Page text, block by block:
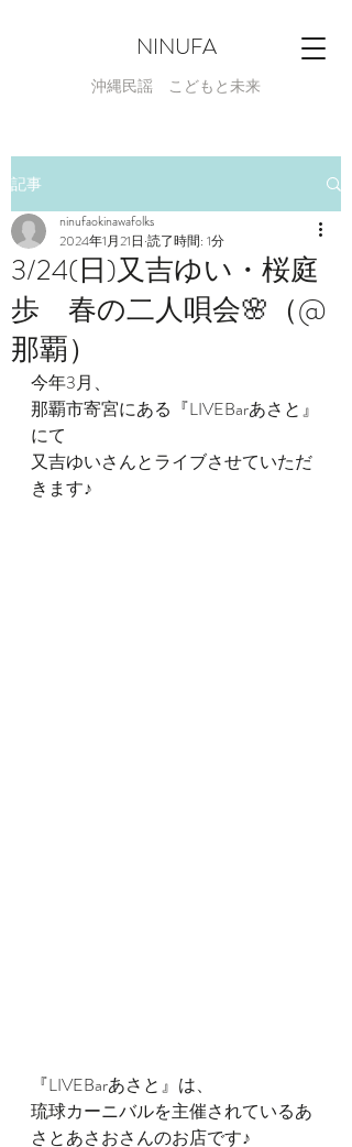
NINUFA
​沖縄民謡 こどもと未来
記事
3/24(日)又吉ゆい・桜庭
歩 春の二人唄会🌸（@
那覇）
ninufaokinawafolks
2024年1月21日 読了時間: 1分
今年3月、
那覇市寄宮にある『LIVEBarあさと』
にて
又吉ゆいさんとライブさせていただ
きます♪
『LIVEBarあさと』は、
琉球カーニバルを主催されているあ
さとあさおさんのお店です♪